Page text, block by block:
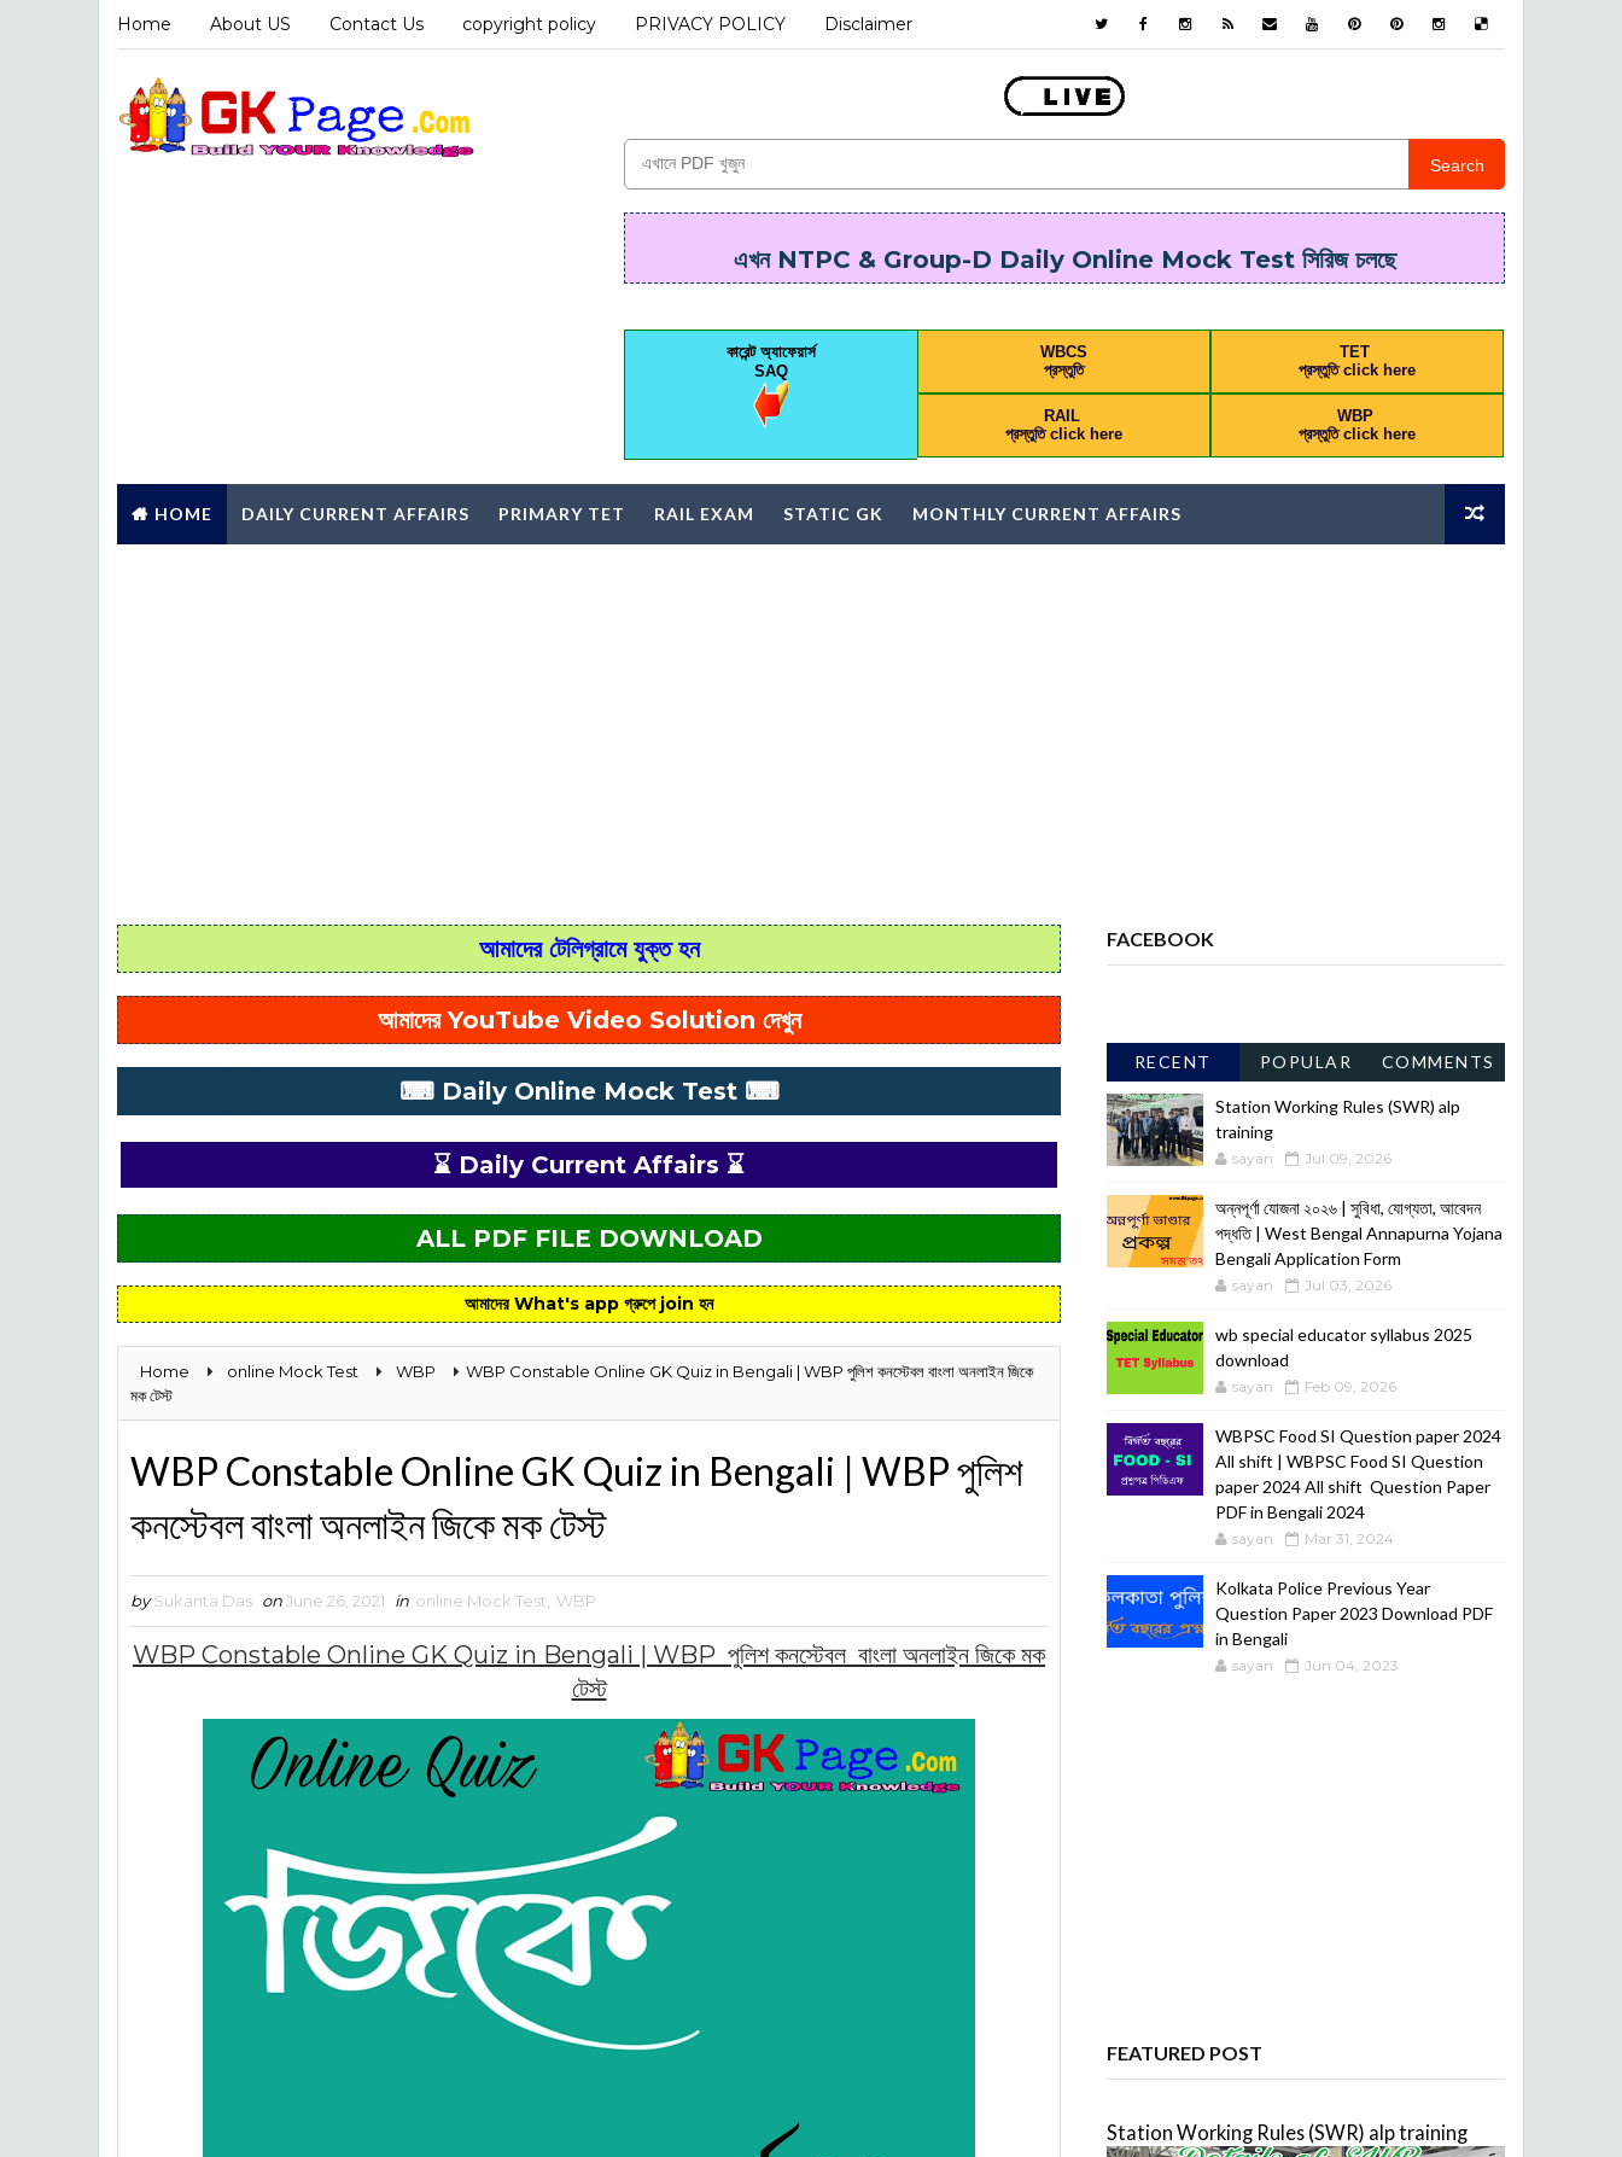
Home About US Contact Us copyright policy PRIVACY POLICY Disclaimer
Search
এখন NTPC & Group-D Daily Online Mock Test সিরিজ চলছে
কারেন্ট অ্যাফেয়ার্স
SAQ
WBCS
প্রস্তুতি
TET
প্রস্তুতি click here
RAIL
প্রস্তুতি click here
WBP
প্রস্তুতি click here
HOME DAILY CURRENT AFFAIRS PRIMARY TET RAIL EXAM STATIC GK MONTHLY CURRENT AFFAIRS
আমাদের টেলিগ্রামে যুক্ত হন
আমাদের YouTube Video Solution দেখুন
⌨ Daily Online Mock Test ⌨
⌛ Daily Current Affairs ⌛
ALL PDF FILE DOWNLOAD
আমাদের What's app গ্রুপে join হন
Home online Mock Test WBP
WBP Constable Online GK Quiz in Bengali | WBP পুলিশ কনস্টেবল বাংলা অনলাইন জিকে
মক টেস্ট
WBP Constable Online GK Quiz in Bengali | WBP পুলিশ
কনস্টেবল বাংলা অনলাইন জিকে মক টেস্ট
by Sukanta Das onJune 26, 2021 in online Mock Test WBP
WBP Constable Online GK Quiz in Bengali | WBP পুলিশ কনস্টেবল বাংলা অনলাইন জিকে মক
টেস্ট
FACEBOOK
RECENT
POPULAR
POSTS
COMMENTS
Station Working Rules (SWR) alp
training
sayan Jul 09, 2026
অন্নপূর্ণা যোজনা ২০২৬ | সুবিধা, যোগ্যতা, আবেদন
পদ্ধতি | West Bengal Annapurna Yojana
Bengali Application Form
sayan Jul 03, 2026
wb special educator syllabus 2025
download
sayan Feb 09, 2026
WBPSC Food SI Question paper 2024
All shift | WBPSC Food SI Question
paper 2024 All shift Question Paper
PDF in Bengali 2024
sayan Mar 31, 2024
Kolkata Police Previous Year
Question Paper 2023 Download PDF
in Bengali
sayan Jun 04, 2023
FEATURED POST
Station Working Rules (SWR) alp training